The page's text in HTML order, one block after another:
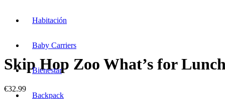
Habitación
Baby Carriers
Bienestar
Backpack
Skip Hop Zoo What’s for
€32.99